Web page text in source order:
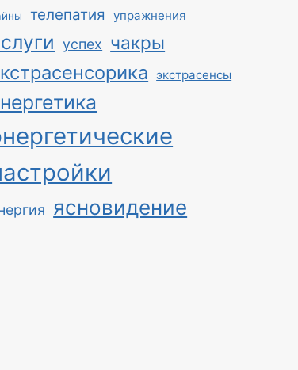
телепатия упражнения
успех чакры
экстрасенсы
ясновидение